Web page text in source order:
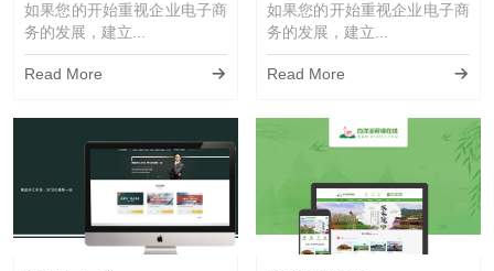
如果您的开始重视企业电子商
务的发展，建立...
Read More
如果您的开始重视企业电子商
务的发展，建立...
Read More